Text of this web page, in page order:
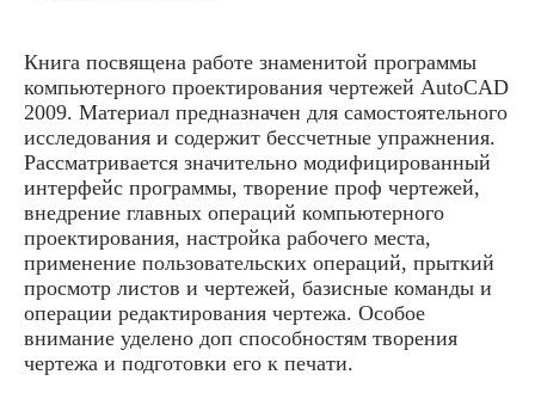
Книга посвящена работе знаменитой программы
компьютерного проектирования чертежей AutoCAD
2009. Материал предназначен для самостоятельного
исследования и содержит бессчетные упражнения.
Рассматривается значительно модифицированный
интерфейс программы, творение проф чертежей,
внедрение главных операций компьютерного
проектирования, настройка рабочего места,
применение пользовательских операций, прыткий
просмотр листов и чертежей, базисные команды и
операции редактирования чертежа. Особое
внимание уделено доп способностям творения
чертежа и подготовки его к печати.